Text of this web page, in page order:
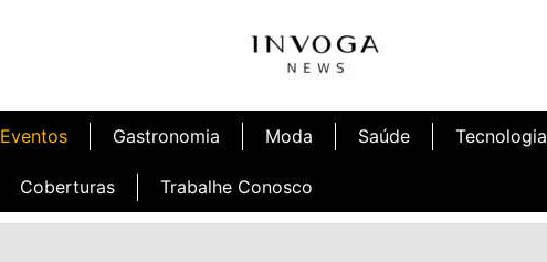
Eventos Gastronomia Moda Saúde Tecnologia
Coberturas Trabalhe Conosco